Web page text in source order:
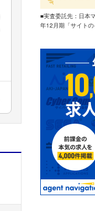
■実査委託先：日本
年12月期「サイトの